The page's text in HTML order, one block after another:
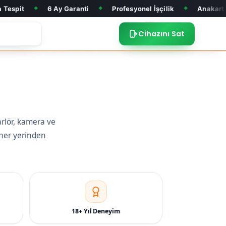
Ay Garanti ◆ Profesyonel İşçilik ◆ Anakart Tamiri ◆
Cihazını Sat
kamera ve
yerinden
18+ Yıl Deneyim